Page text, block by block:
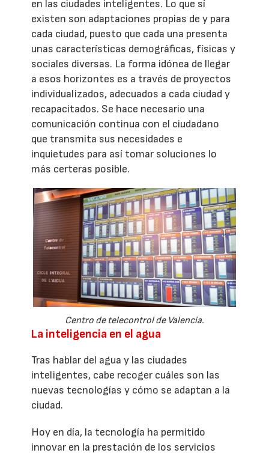
en las ciudades inteligentes. Lo que sí
existen son adaptaciones propias de y para
cada ciudad, puesto que cada una presenta
unas características demográficas, físicas y
sociales diversas. La forma idónea de llegar
a esos horizontes es a través de proyectos
individualizados, adecuados a cada ciudad y
recapacitados. Se hace necesario una
comunicación continua con el ciudadano
que transmita sus necesidades e
inquietudes para así tomar soluciones lo
más certeras posible.
Centro de telecontrol de Valencia.
La inteligencia en el agua
Tras hablar del agua y las ciudades
inteligentes, cabe recoger cuáles son las
nuevas tecnologías y cómo se adaptan a la
ciudad.
Hoy en día, la tecnología ha permitido
innovar en la prestación de los servicios